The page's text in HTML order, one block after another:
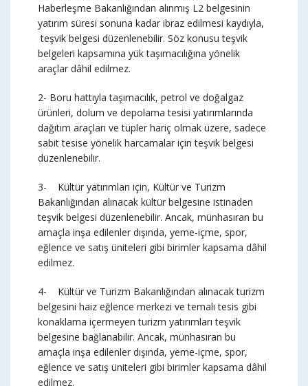
Haberleşme Bakanlığından alınmış L2 belgesinin
yatırım süresi sonuna kadar ibraz edilmesi kaydıyla,
teşvik belgesi düzenlenebilir. Söz konusu teşvik
belgeleri kapsamına yük taşımacılığına yönelik
araçlar dâhil edilmez.
2- Boru hattıyla taşımacılık, petrol ve doğalgaz
ürünleri, dolum ve depolama tesisi yatırımlarında
dağıtım araçları ve tüpler hariç olmak üzere, sadece
sabit tesise yönelik harcamalar için teşvik belgesi
düzenlenebilir.
3- Kültür yatırımları için, Kültür ve Turizm
Bakanlığından alınacak kültür belgesine istinaden
teşvik belgesi düzenlenebilir. Ancak, münhasıran bu
amaçla inşa edilenler dışında, yeme-içme, spor,
eğlence ve satış üniteleri gibi birimler kapsama dâhil
edilmez.
4- Kültür ve Turizm Bakanlığından alınacak turizm
belgesini haiz eğlence merkezi ve temalı tesis gibi
konaklama içermeyen turizm yatırımları teşvik
belgesine bağlanabilir. Ancak, münhasıran bu
amaçla inşa edilenler dışında, yeme-içme, spor,
eğlence ve satış üniteleri gibi birimler kapsama dâhil
edilmez.